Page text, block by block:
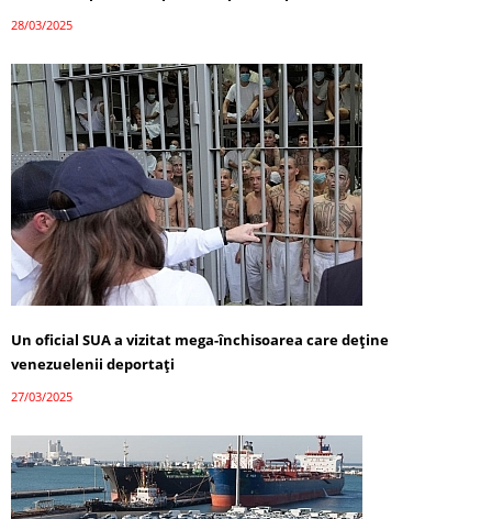
28/03/2025
Un oficial SUA a vizitat mega-închisoarea care deține
venezuelenii deportați
27/03/2025